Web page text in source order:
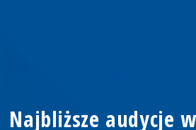
Najbliższe audycje